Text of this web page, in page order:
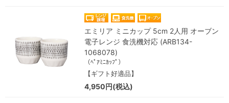
エミリア ミニカップ 5cm 2人用 オーブン
電子レンジ 食洗機対応 (ARB134-
1068078)
（ﾍﾟｱﾐﾆｶｯﾌﾟ）
【ギフト好適品】
4,950円(税込)